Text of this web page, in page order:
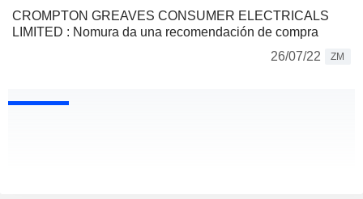
CROMPTON GREAVES CONSUMER ELECTRICALS
LIMITED : Nomura da una recomendación de compra
26/07/22
ZM